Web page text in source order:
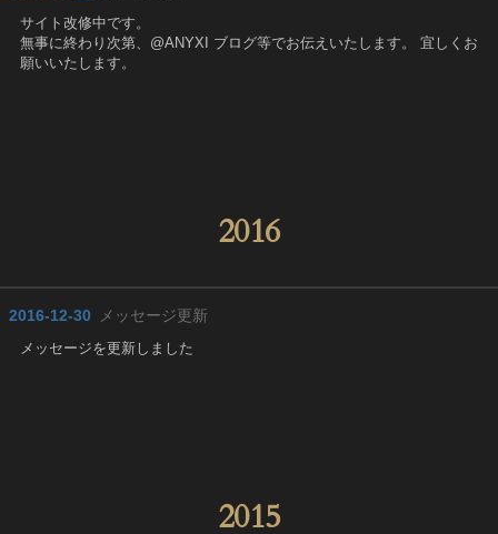
サイト改修中です。
無事に終わり次第、@ANYXI ブログ等でお伝えいたします。 宜しくお
願いいたします。
2016
2016-12-30 メッセージ更新
メッセージを更新しました
2015